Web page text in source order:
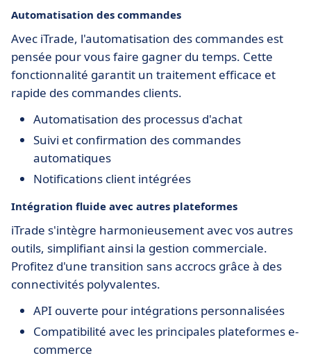
Automatisation des commandes
Avec iTrade, l'automatisation des commandes est
pensée pour vous faire gagner du temps. Cette
fonctionnalité garantit un traitement efficace et
rapide des commandes clients.
Automatisation des processus d'achat
Suivi et confirmation des commandes
automatiques
Notifications client intégrées
Intégration fluide avec autres plateformes
iTrade s'intègre harmonieusement avec vos autres
outils, simplifiant ainsi la gestion commerciale.
Profitez d'une transition sans accrocs grâce à des
connectivités polyvalentes.
API ouverte pour intégrations personnalisées
Compatibilité avec les principales plateformes e-
commerce